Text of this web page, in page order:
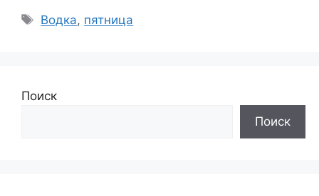
Метки
Водка, пятница
Поиск
Поиск